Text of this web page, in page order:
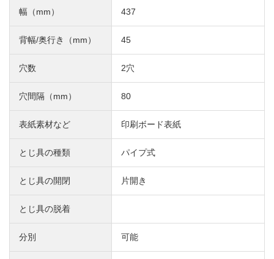
幅（mm） 437
背幅/奥行き（mm） 45
穴数 2穴
穴間隔（mm） 80
表紙素材など 印刷ボード表紙
とじ具の種類 パイプ式
とじ具の開閉 片開き
とじ具の脱着
分別 可能